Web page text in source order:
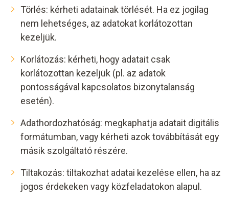
Törlés: kérheti adatainak törlését. Ha ez jogilag
nem lehetséges, az adatokat korlátozottan
kezeljük.
Korlátozás: kérheti, hogy adatait csak
korlátozottan kezeljük (pl. az adatok
pontosságával kapcsolatos bizonytalanság
esetén).
Adathordozhatóság: megkaphatja adatait digitális
formátumban, vagy kérheti azok továbbítását egy
másik szolgáltató részére.
Tiltakozás: tiltakozhat adatai kezelése ellen, ha az
jogos érdekeken vagy közfeladatokon alapul.